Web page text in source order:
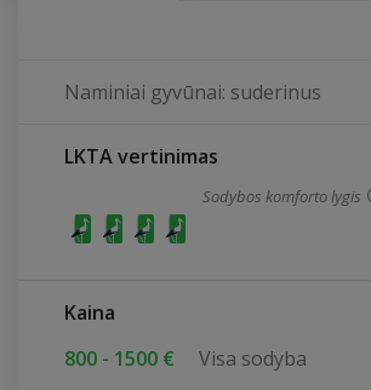
Naminiai gyvūnai: suderinus
LKTA vertinimas
Sodybos komforto lygis
Kaina
800 - 1500 €
Visa sodyba